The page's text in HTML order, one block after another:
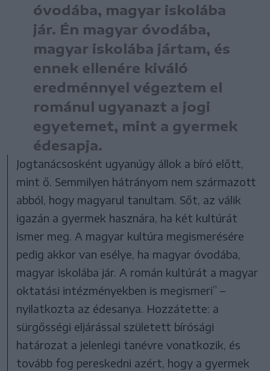
óvodába, magyar iskolába
jár. Én magyar óvodába,
magyar iskolába jártam, és
ennek ellenére kiváló
eredménnyel végeztem el
románul ugyanazt a jogi
egyetemet, mint a gyermek
édesapja.
Jogtanácsosként ugyanúgy állok a bíró előtt,
mint ő. Semmilyen hátrányom nem származott
abból, hogy magyarul tanultam. Sőt, az válik
igazán a gyermek hasznára, ha két kultúrát
ismer meg. A magyar kultúra megismerésére
pedig akkor van esélye, ha magyar óvodába,
magyar iskolába jár. A román kultúrát a magyar
oktatási intézményekben is megismeri” –
nyilatkozta az édesanya. Hozzátette: a
sürgősségi eljárással született bírósági
határozat a jelenlegi tanévre vonatkozik, és
tovább fog pereskedni azért, hogy a gyermek